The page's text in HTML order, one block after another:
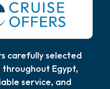
carefully selected
throughout Egypt,
service, and